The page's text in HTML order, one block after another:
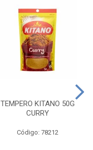
TEMPERO KITANO 50G
CURRY
Código: 78212